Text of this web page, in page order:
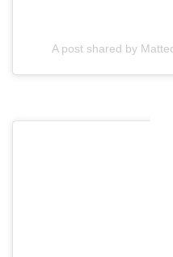
A post shared by